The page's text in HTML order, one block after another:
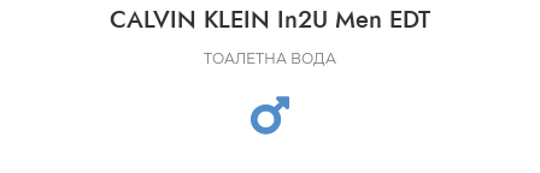
CALVIN KLEIN In2U Men EDT
ТОАЛЕТНА ВОДА